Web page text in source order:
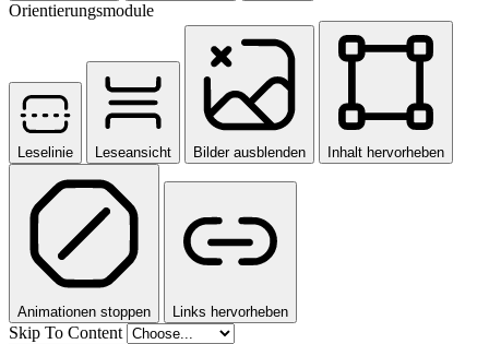
Orientierungsmodule
Leselinie Leseansicht Bilder ausblenden Inhalt hervorheben
Animationen stoppen Links hervorheben
Skip To Content